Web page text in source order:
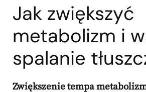
Jak zwiększyć
metabolizm i
spalanie
Zwiększenie tempa